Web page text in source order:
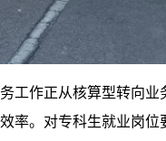
工作正从核算型转向
率。 对专科生就业岗位